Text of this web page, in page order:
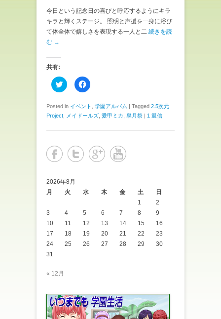
開
き
ま
)
今日という記念日の喜びと呼応するようにキラ
キラと輝くステージ。 照明と声援を一身に浴び
て体全体で嬉しさを表現する一人と二 続きを読
む →
共有:
ク
リ
し
T
i
で
新
し
い
ン
ド
ウ
で
開
き
ま
F
a
b
o
o
で
す
る
に
ク
し
さ
い
(
新
し
い
き
ま
す
)
Posted in イベント 学園アルバム Tagged 2.5次元
Project
メイドールズ 愛甲ミカ 皐月祭 1 返信
2026年8月
月
火 水 木 金 土
日
1
2
3
4 5 6 7 8
9
10
11 12 13 14 15
16
17
18 19 20 21 22
23
24
25 26 27 28 29
30
31
« 12月